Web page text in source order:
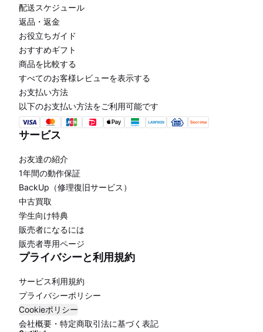
配送スケジュール
返品・返金
お役立ちガイド
おすすめギフト
商品を比較する
すべてのお客様レビューを表示する
お支払い方法
以下のお支払い方法をご利用可能です
サービス
お友達の紹介
1年間の動作保証
BackUp（修理復旧サービス）
中古買取
学生向け特典
販売者になるには
販売者専用ページ
プライバシーと利用規約
サービス利用規約
プライバシーポリシー
Cookieポリシー
会社概要・特定商取引法に基づく表記